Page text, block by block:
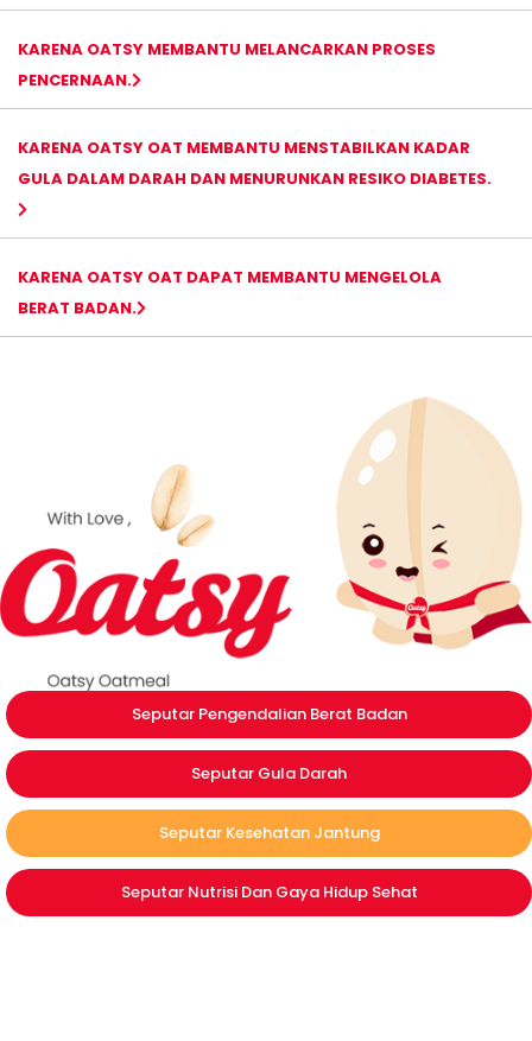
KARENA OATSY MEMBANTU MELANCARKAN PROSES
PENCERNAAN.
KARENA OATSY OAT MEMBANTU MENSTABILKAN KADAR
GULA DALAM DARAH DAN MENURUNKAN RESIKO DIABETES.
KARENA OATSY OAT DAPAT MEMBANTU MENGELOLA
BERAT BADAN.
Seputar Pengendalian Berat Badan
Seputar Gula Darah
Seputar Kesehatan Jantung
Seputar Nutrisi Dan Gaya Hidup Sehat